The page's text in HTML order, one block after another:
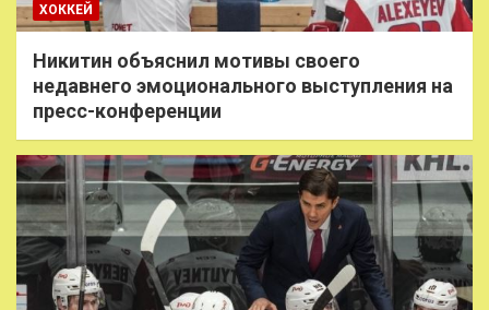
ХОККЕЙ
Никитин объяснил мотивы своего
недавнего эмоционального выступления на
пресс-конференции